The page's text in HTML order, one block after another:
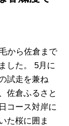
から佐倉まで
した。 5月に
試走を兼ね
佐倉ふるさと
コース対岸に
た桜に囲ま